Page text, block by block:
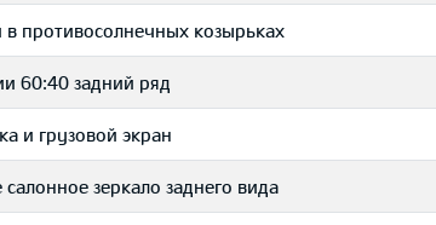
в противосолнечных козырьках
60:40 задний ряд
и грузовой экран
зеркало заднего вида